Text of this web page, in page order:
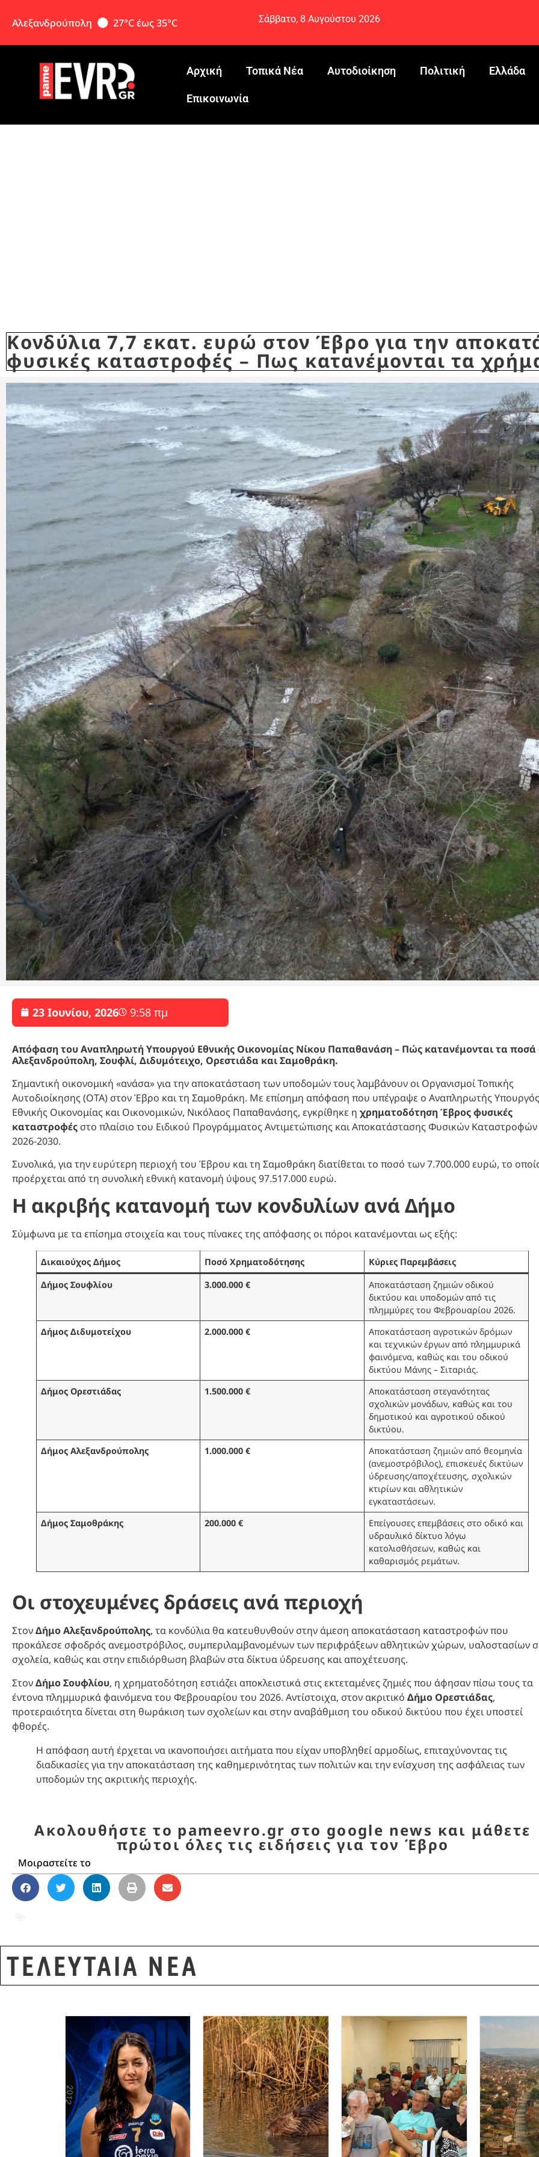
Αλεξανδρούπολη 27°C έως 35°C Σάββατο, 8 Αυγούστου 2026
Αρχική Τοπικά Νέα Αυτοδιοίκηση Πολιτική Ελλάδα
Eπικοινωνία
Κονδύλια 7,7 εκατ. ευρώ στον Έβρο για την
φυσικές καταστροφές – Πως κατανέμονται τα
23 Ιουνίου, 2026 9:58 πμ
Απόφαση του Αναπληρωτή Υπουργού Εθνικής Οικονομίας Νίκου Παπαθανάση – Πώς κατανέμονται τα ποσά
Αλεξανδρούπολη, Σουφλί, Διδυμότειχο, Ορεστιάδα και Σαμοθράκη.
Σημαντική οικονομική «ανάσα» για την αποκατάσταση των υποδομών τους λαμβάνουν οι Οργανισμοί Τοπικής
Αυτοδιοίκησης (ΟΤΑ) στον Έβρο και τη Σαμοθράκη. Με επίσημη απόφαση που υπέγραψε ο Αναπληρωτής Υπουργός
Εθνικής Οικονομίας και Οικονομικών, Νικόλαος Παπαθανάσης, εγκρίθηκε η χρηματοδότηση Έβρος φυσικές
καταστροφές στο πλαίσιο του Ειδικού Προγράμματος Αντιμετώπισης και Αποκατάστασης Φυσικών Καταστροφών
2026-2030.
Συνολικά, για την ευρύτερη περιοχή του Έβρου και τη Σαμοθράκη διατίθεται το ποσό των 7.700.000 ευρώ, το
προέρχεται από τη συνολική εθνική κατανομή ύψους 97.517.000 ευρώ.
Η ακριβής κατανομή των κονδυλίων ανά Δήμο
Σύμφωνα με τα επίσημα στοιχεία και τους πίνακες της απόφασης οι πόροι κατανέμονται ως εξής:
Δικαιούχος Δήμος Ποσό Χρηματοδότησης
Κύριες Παρεμβάσεις
Δήμος Σουφλίου
3.000.000 €
Αποκατάσταση ζημιών οδικού
δικτύου και υποδομών από τις
πλημμύρες του Φεβρουαρίου 2026.
Δήμος Διδυμοτείχου
2.000.000 €
Αποκατάσταση αγροτικών δρόμων
και τεχνικών έργων από πλημμυρικά
φαινόμενα, καθώς και του οδικού
δικτύου Μάνης – Σιταριάς.
Δήμος Ορεστιάδας
1.500.000 €
Αποκατάσταση στεγανότητας
σχολικών μονάδων, καθώς και του
δημοτικού και αγροτικού οδικού
δικτύου.
Δήμος Αλεξανδρούπολης
1.000.000 €
Αποκατάσταση ζημιών από θεομηνία
(ανεμοστρόβιλος), επισκευές δικτύων
ύδρευσης/αποχέτευσης, σχολικών
κτιρίων και αθλητικών
εγκαταστάσεων.
Δήμος Σαμοθράκης
200.000 €
Επείγουσες επεμβάσεις στο οδικό και
υδραυλικό δίκτυο λόγω
κατολισθήσεων, καθώς και
καθαρισμός ρεμάτων.
Οι στοχευμένες δράσεις ανά περιοχή
ΣτονΔήμο Αλεξανδρούπολης, τα κονδύλια θα κατευθυνθούν στην άμεση αποκατάσταση καταστροφών που
προκάλεσε σφοδρός ανεμοστρόβιλος, συμπεριλαμβανομένων των περιφράξεων αθλητικών χώρων, υαλοστασίων
σχολεία, καθώς και στην επιδιόρθωση βλαβών στα δίκτυα ύδρευσης και αποχέτευσης.
ΣτονΔήμο Σουφλίου, η χρηματοδότηση εστιάζει αποκλειστικά στις εκτεταμένες ζημιές που άφησαν πίσω τους τα
έντονα πλημμυρικά φαινόμενα του Φεβρουαρίου του 2026. Αντίστοιχα, στον ακριτικό Δήμο Ορεστιάδας,
προτεραιότητα δίνεται στη θωράκιση των σχολείων και στην αναβάθμιση του οδικού δικτύου που έχει υποστεί
φθορές.
Η απόφαση αυτή έρχεται να ικανοποιήσει αιτήματα που είχαν υποβληθεί αρμοδίως, επιταχύνοντας τις
διαδικασίες για την αποκατάσταση της καθημερινότητας των πολιτών και την ενίσχυση της ασφάλειας των
υποδομών της ακριτικής περιοχής.
Ακολουθήστε το pameevro.gr στο google news και μάθετε
πρώτοι όλες τις ειδήσεις για τον Έβρο
Μοιραστείτε το
ΤΕΛΕΥΤΑΙΑ ΝΕΑ